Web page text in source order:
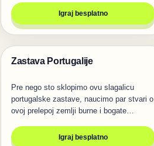
Igraj besplatno
Igre
Zastava Portugalije
Pre nego sto sklopimo ovu slagalicu
portugalske zastave, naucimo par stvari o
ovoj prelepoj zemlji burne i bogate…
Igraj besplatno